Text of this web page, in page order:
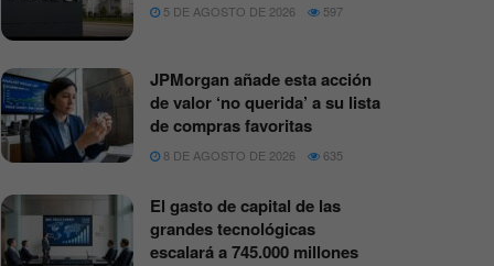
5 DE AGOSTO DE 2026 597
JPMorgan añade esta acción
de valor ‘no querida’ a su lista
de compras favoritas
8 DE AGOSTO DE 2026 635
El gasto de capital de las
grandes tecnológicas
escalará a 745.000 millones